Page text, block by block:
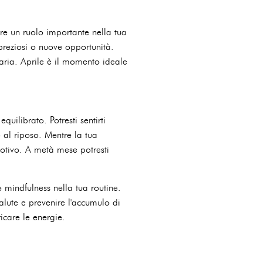
un ruolo importante nella tua
o nuove opportunità.
Aprile è il momento ideale
Potresti sentirti
riposo. Mentre la tua
A metà mese potresti
nella tua routine.
e prevenire l'accumulo di
le energie.